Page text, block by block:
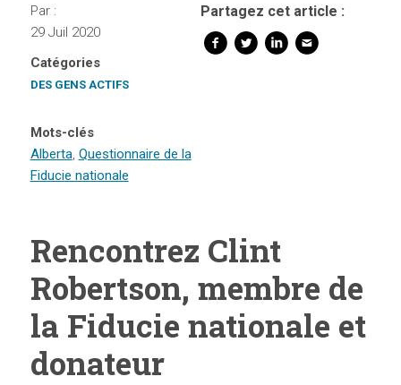
Partagez cet article :
Par :
29 Juil 2020
Catégories
DES GENS ACTIFS
Mots-clés
Alberta, Questionnaire de la
Fiducie nationale
Rencontrez Clint
Robertson, membre de
la Fiducie nationale et
donateur